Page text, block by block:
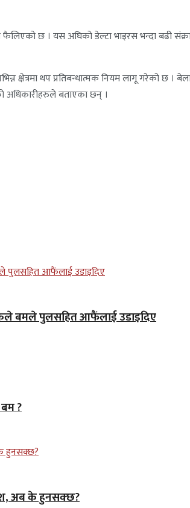
छ । यस अघिको डेल्टा भाइरस भन्दा बढी
क्षेत्रमा थप प्रतिबन्धात्मक नियम लागू गरेको छ ।
अधिकारीहरुले बताएका छन् ।
बमले पुलसहित आफैंलाई उडाइदिए
?
अब के हुनसक्छ?